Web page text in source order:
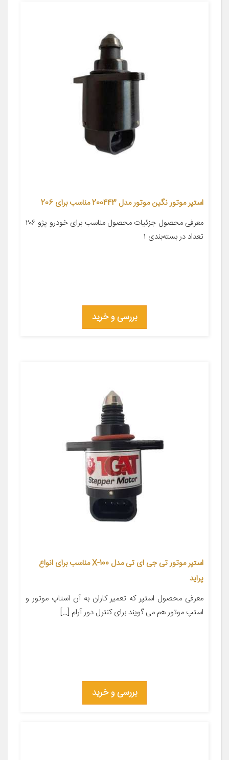
استپر موتور نگین موتور مدل 200443 مناسب برای 206
معرفی محصول جزئیات محصول مناسب برای خودرو پژو ۲۰۶
تعداد در بسته‌بندی ۱
بررسی و خرید
استپر موتور تی جی ای تی مدل X-100 مناسب برای انواع
پراید
معرفی محصول استپر که تعمیر کاران به آن استاپ موتور و
استپ موتور هم می گویند برای کنترل دور آرام […]
بررسی و خرید